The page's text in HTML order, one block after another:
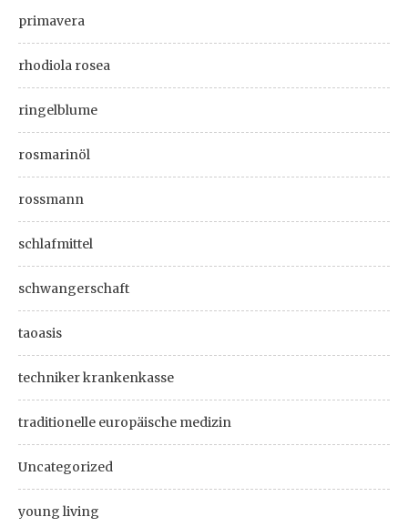
primavera
rhodiola rosea
ringelblume
rosmarinöl
rossmann
schlafmittel
schwangerschaft
taoasis
techniker krankenkasse
traditionelle europäische medizin
Uncategorized
young living